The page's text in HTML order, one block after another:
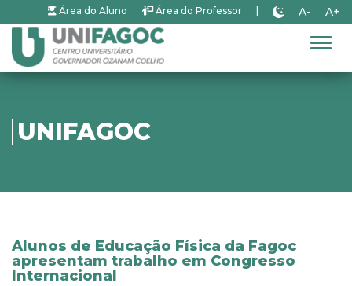
Área do Aluno Área do Professor A- A+
UNIFAGOC
Alunos de Educação Física da Fagoc
apresentam trabalho em Congresso
Internacional